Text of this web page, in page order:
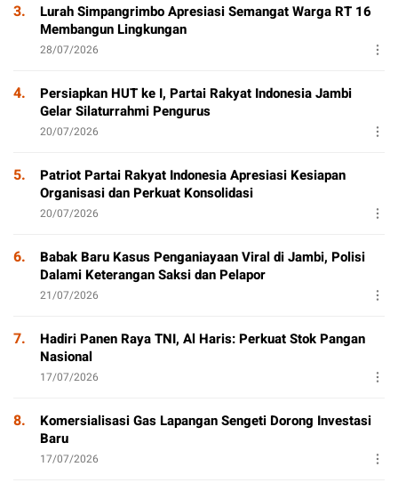
3.
Lurah Simpangrimbo Apresiasi Semangat Warga RT 16
Membangun Lingkungan
28/07/2026
4.
Persiapkan HUT ke I, Partai Rakyat Indonesia Jambi
Gelar Silaturrahmi Pengurus
20/07/2026
5.
Patriot Partai Rakyat Indonesia Apresiasi Kesiapan
Organisasi dan Perkuat Konsolidasi
20/07/2026
6.
Babak Baru Kasus Penganiayaan Viral di Jambi, Polisi
Dalami Keterangan Saksi dan Pelapor
21/07/2026
7.
Hadiri Panen Raya TNI, Al Haris: Perkuat Stok Pangan
Nasional
17/07/2026
8.
Komersialisasi Gas Lapangan Sengeti Dorong Investasi
Baru
17/07/2026